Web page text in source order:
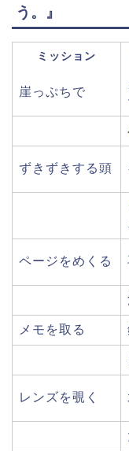
う。』
ミッション
崖っぷちで
ずきずきする頭
ページをめくる
メモを取る
レンズを覗く